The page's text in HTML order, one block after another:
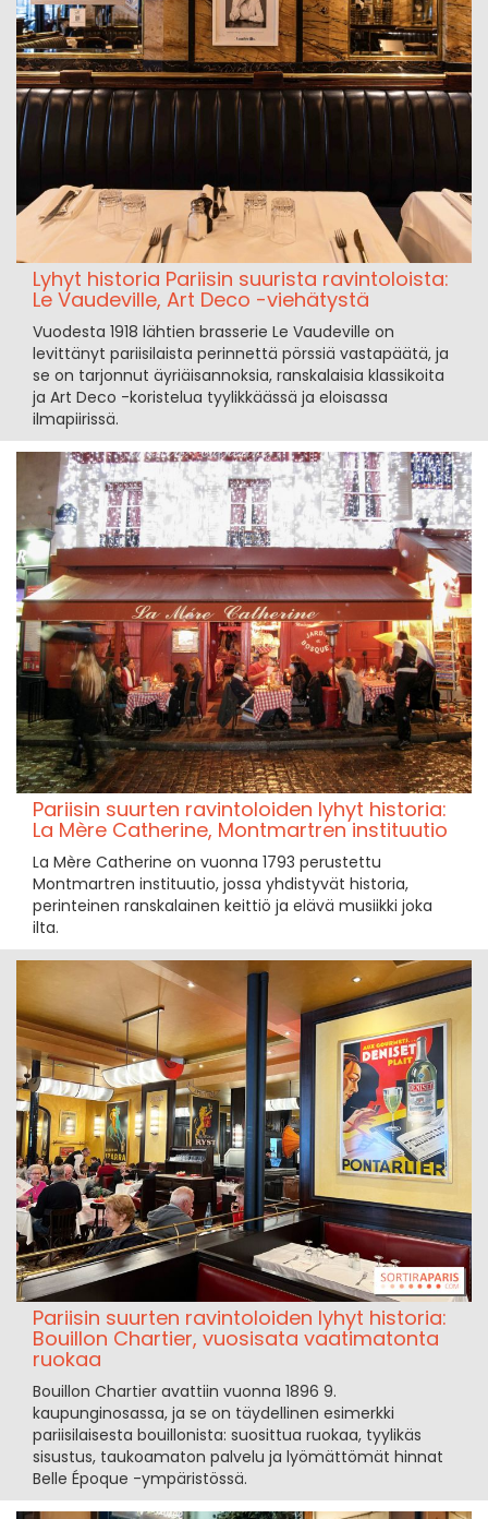
Lyhyt historia Pariisin suurista ravintoloista:
Le Vaudeville, Art Deco -viehätystä
Vuodesta 1918 lähtien brasserie Le Vaudeville on
levittänyt pariisilaista perinnettä pörssiä vastapäätä, ja
se on tarjonnut äyriäisannoksia, ranskalaisia klassikoita
ja Art Deco -koristelua tyylikkäässä ja eloisassa
ilmapiirissä.
Pariisin suurten ravintoloiden lyhyt historia:
La Mère Catherine, Montmartren instituutio
La Mère Catherine on vuonna 1793 perustettu
Montmartren instituutio, jossa yhdistyvät historia,
perinteinen ranskalainen keittiö ja elävä musiikki joka
ilta.
Pariisin suurten ravintoloiden lyhyt historia:
Bouillon Chartier, vuosisata vaatimatonta
ruokaa
Bouillon Chartier avattiin vuonna 1896 9.
kaupunginosassa, ja se on täydellinen esimerkki
pariisilaisesta bouillonista: suosittua ruokaa, tyylikäs
sisustus, taukoamaton palvelu ja lyömättömät hinnat
Belle Époque -ympäristössä.